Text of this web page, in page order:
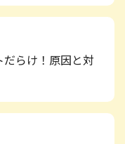
らけ！原因と対